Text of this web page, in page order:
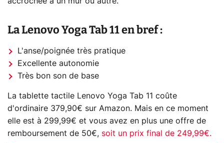
La Lenovo Yoga Tab 11 en bref :
L'anse/poignée très pratique
Excellente autonomie
Très bon son de base
La tablette tactile Lenovo Yoga Tab 11 coûte
d'ordinaire 379,90€ sur Amazon. Mais en ce moment
elle est à 299,99€ et vous avez en plus une offre de
remboursement de 50€, soit un prix final de 249,99€.